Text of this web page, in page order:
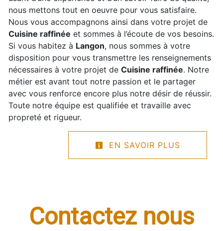
nous mettons tout en oeuvre pour vous satisfaire.
Nous vous accompagnons ainsi dans votre projet de
Cuisine raffinée et sommes à l’écoute de vos besoins.
Si vous habitez à Langon, nous sommes à votre
disposition pour vous transmettre les renseignements
nécessaires à votre projet de Cuisine raffinée. Notre
métier est avant tout notre passion et le partager
avec vous renforce encore plus notre désir de réussir.
Toute notre équipe est qualifiée et travaille avec
propreté et rigueur.
EN SAVOIR PLUS
Contactez nous